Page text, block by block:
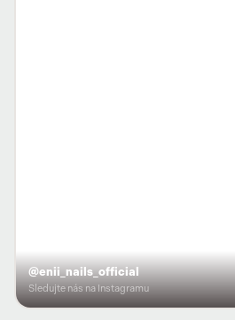
@enii_nails_official
Sledujte nás na Instagramu